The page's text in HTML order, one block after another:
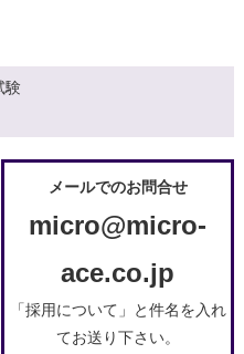
験
メールでのお問合せ
micro@micro-
ace.co.jp
「採用について」と件名を入れ
てお送り下さい。